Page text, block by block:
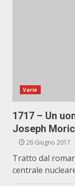
Varie
1717 – Un
Joseph
26 Giugno 2017
Tratto dal
centrale